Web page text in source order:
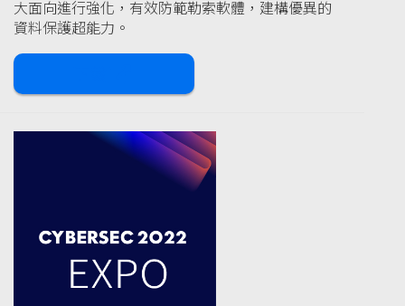
大面向進行強化，有效防範勒索軟體，建構優異的
資料保護超能力。